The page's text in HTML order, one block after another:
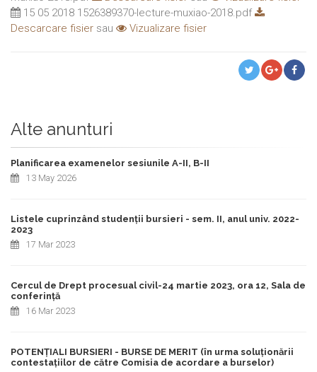
15 05 2018 1526389370-lecture-muxiao-2018.pdf
Descarcare fisier sau Vizualizare fisier
Alte anunturi
Planificarea examenelor sesiunile A-II, B-II
13 May 2026
Listele cuprinzând studenții bursieri - sem. II, anul univ. 2022-
2023
17 Mar 2023
Cercul de Drept procesual civil-24 martie 2023, ora 12, Sala de
conferință
16 Mar 2023
POTENȚIALI BURSIERI - BURSE DE MERIT (în urma soluționării
contestațiilor de către Comisia de acordare a burselor)